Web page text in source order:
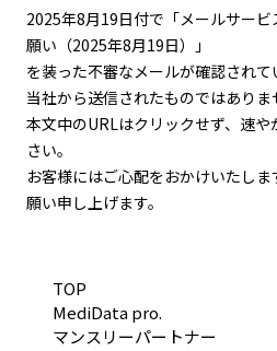
2025年8月19日付で「メールサー
願い（2025年8月19日）」
を装った不審なメールが確認され
当社から送信されたものではありま
本文中のURLはクリックせず、速
さい。
お客様にはご心配をおかけいたし
願い申し上げます。
TOP
MediData pro.
マンスリーパートナー